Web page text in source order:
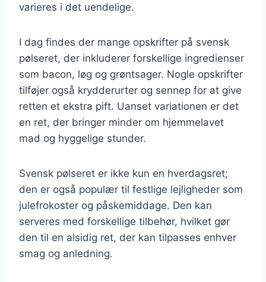
varieres i det uendelige.
I dag findes der mange opskrifter på svensk
pølseret, der inkluderer forskellige ingredienser
som bacon, løg og grøntsager. Nogle opskrifter
tilføjer også krydderurter og sennep for at give
retten et ekstra pift. Uanset variationen er det
en ret, der bringer minder om hjemmelavet
mad og hyggelige stunder.
Svensk pølseret er ikke kun en hverdagsret;
den er også populær til festlige lejligheder som
julefrokoster og påskemiddage. Den kan
serveres med forskellige tilbehør, hvilket gør
den til en alsidig ret, der kan tilpasses enhver
smag og anledning.